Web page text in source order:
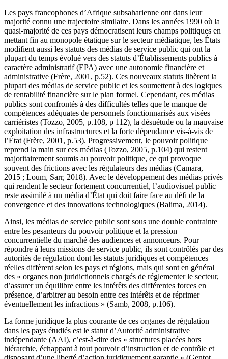
Les pays francophones d’Afrique subsaharienne ont dans leur
majorité connu une trajectoire similaire. Dans les années 1990 où la
quasi-majorité de ces pays démocratisent leurs champs politiques en
mettant fin au monopole étatique sur le secteur médiatique, les États
modifient aussi les statuts des médias de service public qui ont la
plupart du temps évolué vers des statuts d’Établissements publics à
caractère administratif (EPA) avec une autonomie financière et
administrative (Frère, 2001, p.52). Ces nouveaux statuts libèrent la
plupart des médias de service public et les soumettent à des logiques
de rentabilité financière sur le plan formel. Cependant, ces médias
publics sont confrontés à des difficultés telles que le manque de
compétences adéquates de personnels fonctionnarisés aux visées
carriéristes (Tozzo, 2005, p.108, p 112), la désuétude ou la mauvaise
exploitation des infrastructures et la forte dépendance vis-à-vis de
l’État (Frère, 2001, p.53). Progressivement, le pouvoir politique
reprend la main sur ces médias (Tozzo, 2005, p.104) qui restent
majoritairement soumis au pouvoir politique, ce qui provoque
souvent des frictions avec les régulateurs des médias (Camara,
2015 ; Loum, Sarr, 2018). Avec le développement des médias privés
qui rendent le secteur fortement concurrentiel, l’audiovisuel public
reste assimilé à un média d’État qui doit faire face au défi de la
convergence et des innovations technologiques (Balima, 2014).
Ainsi, les médias de service public sont sous une double contrainte
entre les pesanteurs du pouvoir politique et la pression
concurrentielle du marché des audiences et annonceurs. Pour
répondre à leurs missions de service public, ils sont contrôlés par des
autorités de régulation dont les statuts juridiques et compétences
réelles diffèrent selon les pays et régions, mais qui sont en général
des « organes non juridictionnels chargés de réglementer le secteur,
d’assurer un équilibre entre les intérêts des différentes forces en
présence, d’arbitrer au besoin entre ces intérêts et de réprimer
éventuellement les infractions » (Samb, 2008, p.106).
La forme juridique la plus courante de ces organes de régulation
dans les pays étudiés est le statut d’Autorité administrative
indépendante (AAI), c’est-à-dire des « structures placées hors
hiérarchie, échappant à tout pouvoir d’instruction et de contrôle et